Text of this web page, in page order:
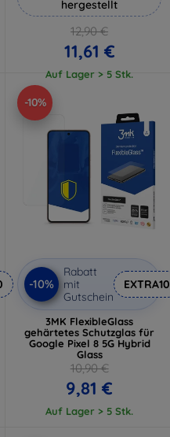
hergestellt
12,90 €
11,61 €
Auf Lager > 5 Stk.
-10%
-10%
Rabatt
mit
Gutschein
EXTRA10
3MK FlexibleGlass
gehärtetes Schutzglas für
Google Pixel 8 5G Hybrid
Glass
10,90 €
9,81 €
Auf Lager > 5 Stk.